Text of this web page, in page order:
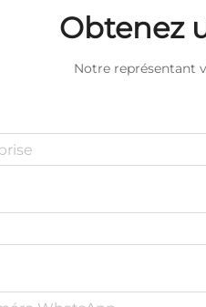
Obtenez
Notre représentant